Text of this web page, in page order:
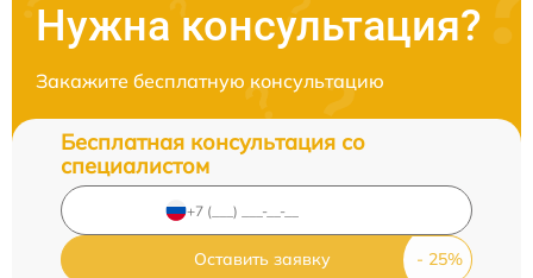
Нужна консультация?
Закажите бесплатную консультацию
Бесплатная консультация со
специалистом
Оставить заявку